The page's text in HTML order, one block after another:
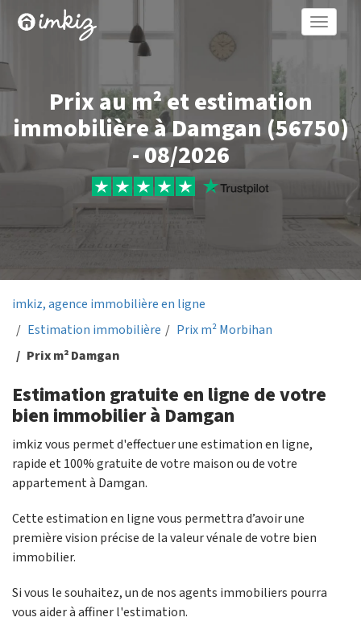
Toggle
Prix au m² et estimation
immobilière à Damgan (56750)
- 08/2026
imkiz, agence immobilière en ligne
Estimation immobilière
Prix m² Morbihan
Prix m² Damgan
Estimation gratuite en ligne de votre
bien immobilier à Damgan
imkiz vous permet d'effectuer une estimation en ligne,
rapide et 100% gratuite de votre maison ou de votre
appartement à Damgan.
Cette estimation en ligne vous permettra d’avoir une
première vision précise de la valeur vénale de votre bien
immobilier.
Si vous le souhaitez, un de nos agents immobiliers pourra
vous aider à affiner l'estimation.